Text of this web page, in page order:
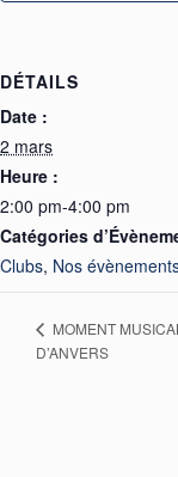
DÉTAILS
Date :
2 mars
Heure :
2:00 pm-4:00 pm
Catégories
Clubs, Nos
MOMENT
D’ANVERS